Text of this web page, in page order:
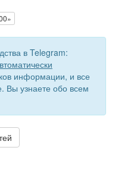
в Telegram:
информации, и все
Вы узнаете обо всем